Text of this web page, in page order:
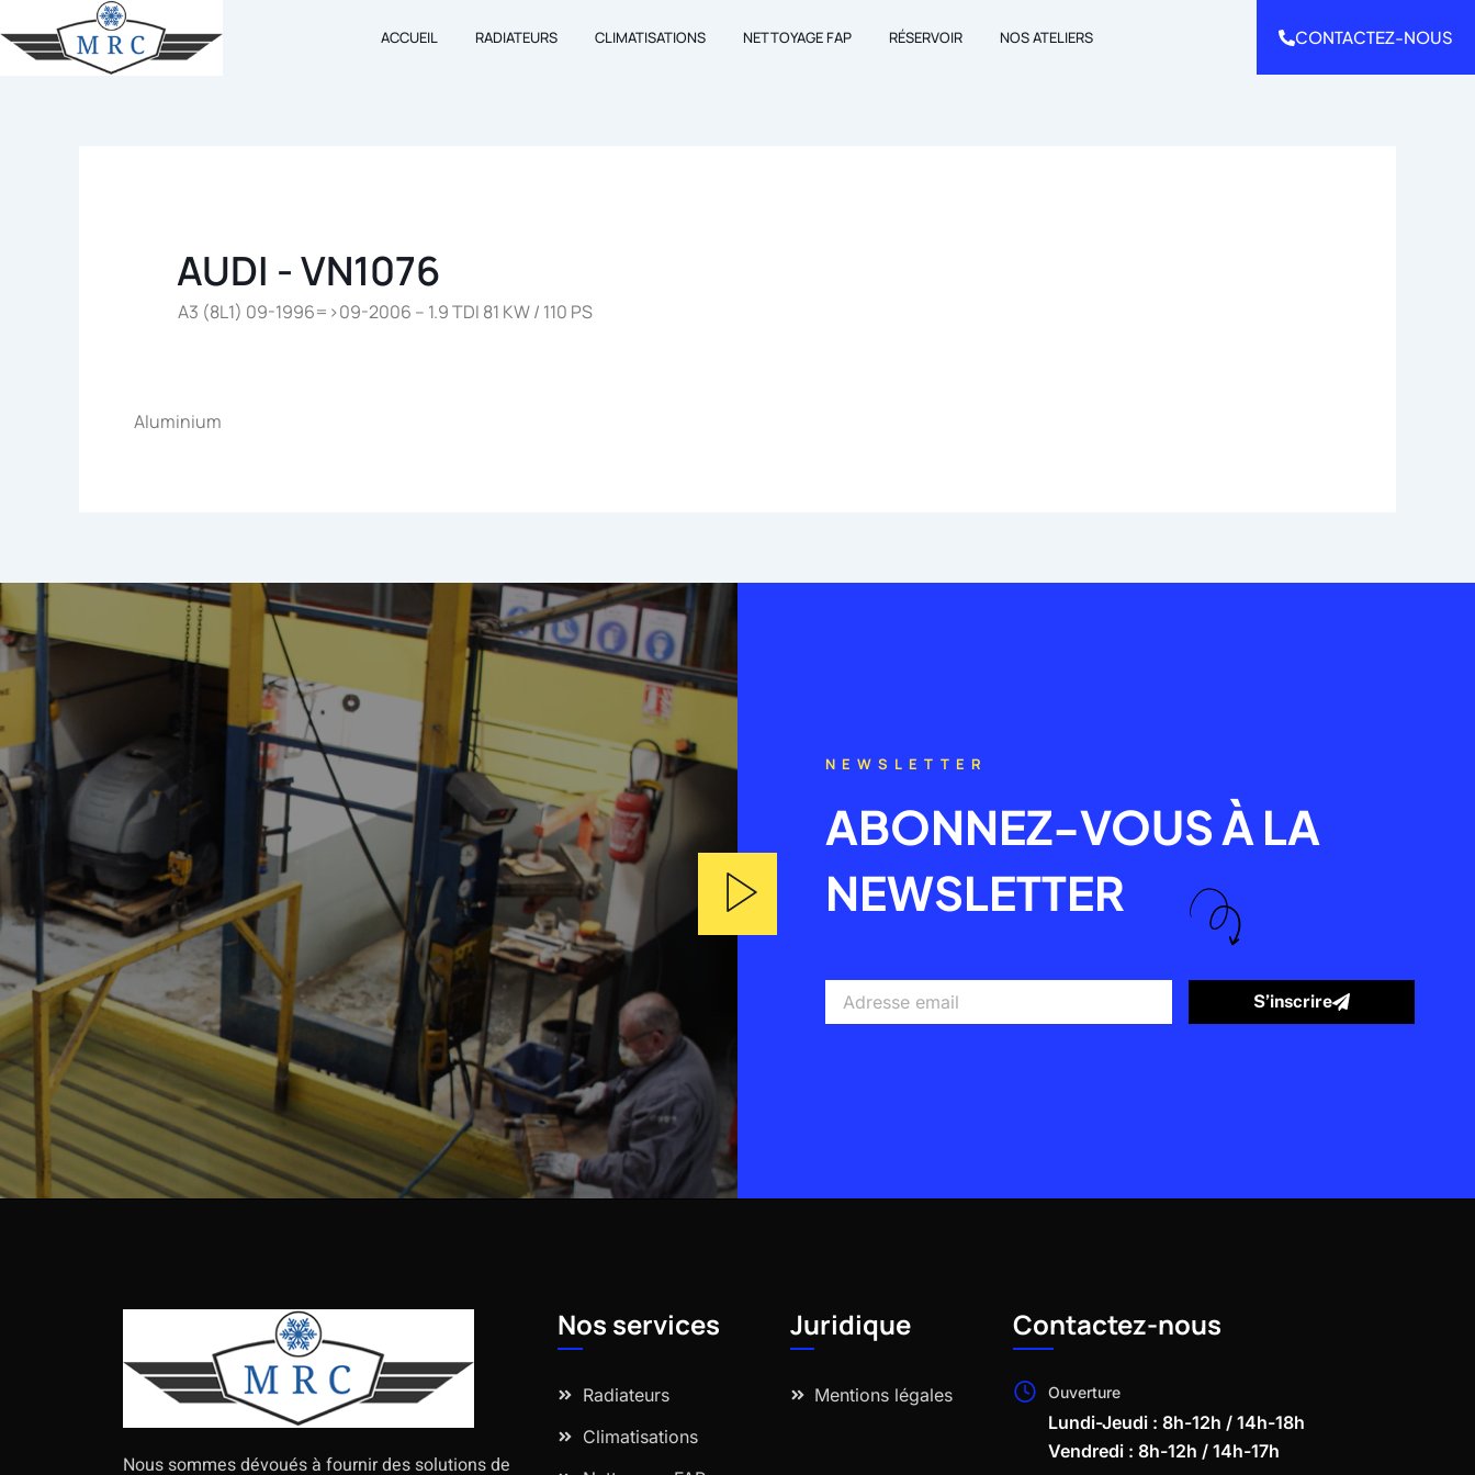
au
ACCUEIL RADIATEURS CLIMATISATIONS NETTOYAGE FAP RÉSERVOIR NOS ATELIERS CONTACTEZ-NOUS
AUDI - VN1076
A3 (8L1) 09-1996=>09-2006 – 1.9 TDI 81 KW / 110 PS
Aluminium
NEWSLETTER
ABONNEZ-VOUS À LA
NEWSLETTER
email
S’inscrire
Nous sommes dévoués à fournir des solutions de
Nos services
Radiateurs
Climatisations
Juridique
Mentions légales
Contactez-nous
Ouverture
Lundi-Jeudi : 8h-12h / 14h-18h
Vendredi : 8h-12h / 14h-17h